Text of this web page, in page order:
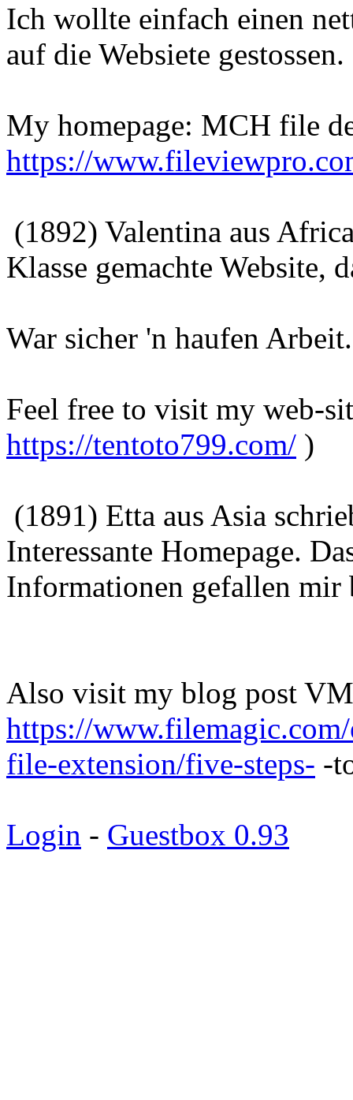
Ich wollte einfach einen
auf die Websiete gestossen.
My homepage: MCH file
https://
(1892) Valentina aus
Klasse gemachte Website,
War sicher 'n haufen Arbeit.
Feel free to visit my web-
https://tentoto799.com/ )
(1891) Etta aus Asia
Interessante Homepage.
Informationen gefallen mir
Also visit my blog post
https://
file-extension/five-steps- -
Login - Guestbox 0.93